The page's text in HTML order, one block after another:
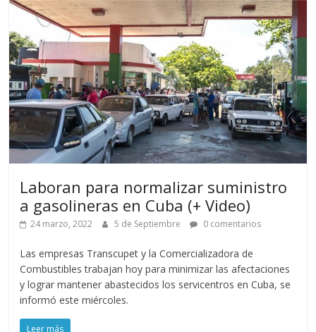
Laboran para normalizar suministro
a gasolineras en Cuba (+ Video)
24 marzo, 2022 5 de Septiembre 0 comentarios
Las empresas Transcupet y la Comercializadora de
Combustibles trabajan hoy para minimizar las afectaciones
y lograr mantener abastecidos los servicentros en Cuba, se
informó este miércoles.
Leer más